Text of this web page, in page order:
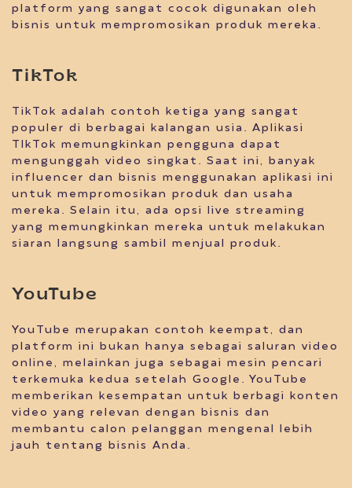
platform yang sangat cocok digunakan oleh
bisnis untuk mempromosikan produk mereka.
TikTok
TikTok adalah contoh ketiga yang sangat
populer di berbagai kalangan usia. Aplikasi
TIkTok memungkinkan pengguna dapat
mengunggah video singkat. Saat ini, banyak
influencer dan bisnis menggunakan aplikasi ini
untuk mempromosikan produk dan usaha
mereka. Selain itu, ada opsi live streaming
yang memungkinkan mereka untuk melakukan
siaran langsung sambil menjual produk.
YouTube
YouTube merupakan contoh keempat, dan
platform ini bukan hanya sebagai saluran video
online, melainkan juga sebagai mesin pencari
terkemuka kedua setelah Google. YouTube
memberikan kesempatan untuk berbagi konten
video yang relevan dengan bisnis dan
membantu calon pelanggan mengenal lebih
jauh tentang bisnis Anda.